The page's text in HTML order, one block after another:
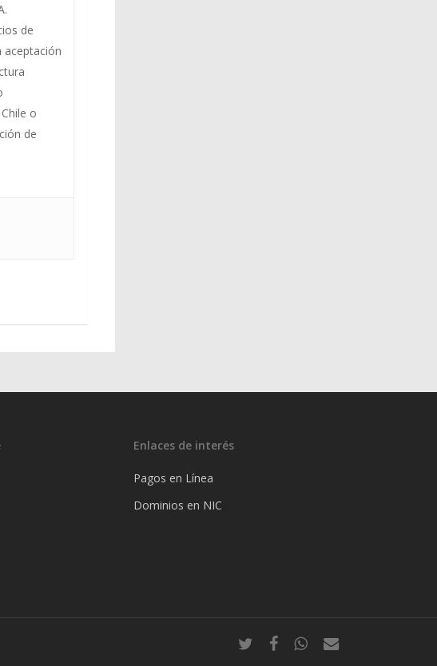
de
aceptación
o
de
Enlaces de interés
Pagos en Línea
Dominios en NIC
twitter facebookwhatsapp
email